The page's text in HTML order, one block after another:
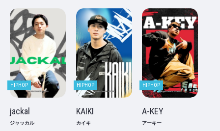
HIPHOP
jackal
ジャッカル
HIPHOP
KAIKI
カイキ
HIPHOP
A-KEY
アーキー